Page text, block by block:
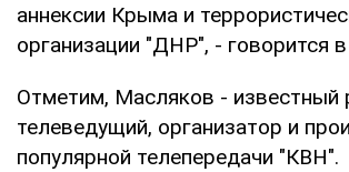
аннексии Крыма и
организации "ДНР", - говорится
Отметим, Масляков - известный
телеведущий, организатор и
популярной телепередачи "КВН".